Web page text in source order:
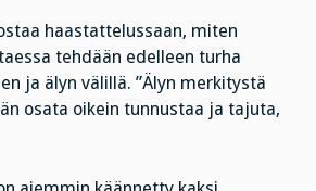
haastattelussaan, miten
tehdään edelleen turha
ja älyn välillä. ”Älyn merkitystä
osata oikein tunnustaa ja tajuta,